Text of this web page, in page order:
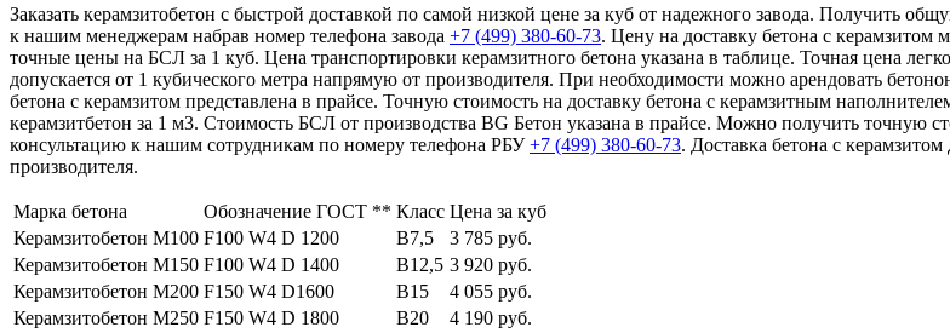
Заказать керамзитобетон с быстрой доставкой по самой низкой цене за куб от надежного завода. Получить
к нашим менеджерам набрав номер телефона завода +7 (499) 380-60-73. Цену на доставку бетона с керамзитом
точные цены на БСЛ за 1 куб. Цена транспортировки керамзитного бетона указана в таблице. Точная цена
допускается от 1 кубического метра напрямую от производителя. При необходимости можно арендовать
бетона с керамзитом представлена в прайсе. Точную стоимость на доставку бетона с керамзитным
керамзитбетон за 1 м3. Стоимость БСЛ от производства BG Бетон указана в прайсе. Можно получить точную
консультацию к нашим сотрудникам по номеру телефона РБУ+7 (499) 380-60-73. Доставка бетона с
производителя.
Марка бетона Обозначение ГОСТ ** Класс Цена за куб
Керамзитобетон М100 F100 W4 D 1200 В7,5
3 785 руб.
Керамзитобетон М150 F100 W4 D 1400 В12,5 3 920 руб.
Керамзитобетон М200 F150 W4 D1600 В15
4 055 руб.
Керамзитобетон М250 F150 W4 D 1800 В20
4 190 руб.